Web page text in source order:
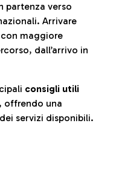
partenza verso
Arrivare
maggiore
dall’arrivo in
consigli utili
, offrendo una
servizi disponibili.